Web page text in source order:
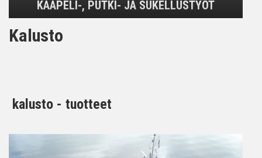
KAAPELI-, PUTKI- JA SUKELLUSTYÖT
Kalusto
kalusto - tuotteet